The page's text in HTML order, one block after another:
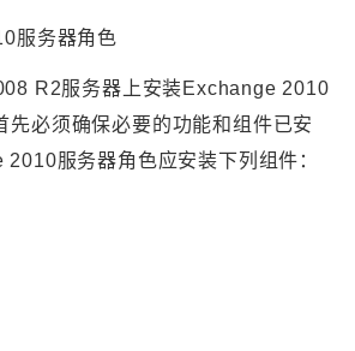
服务器角色
R2服务器上安装Exchange 2010
先必须确保必要的功能和组件已安
服务器角色应安装下列组件：